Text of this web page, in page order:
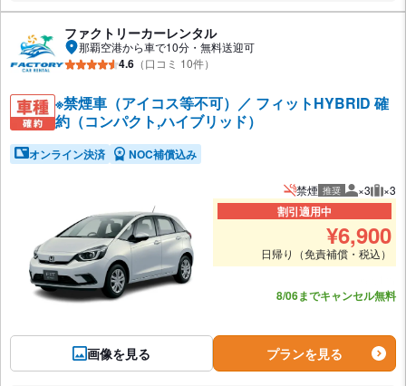
ファクトリーカーレンタル
那覇空港から車で10分・無料送迎可
4.6 （口コミ 10件）
※禁煙車（アイコス等不可）／ フィットHYBRID 確
約（コンパクト,ハイブリッド）
オンライン決済 NOC補償込み
画像を見る
禁煙 推奨 推奨人数
×3 推
×3
割引適用中
¥6,900
日帰り（免責補償・税込）
8/06までキャンセル無料
プランを見る